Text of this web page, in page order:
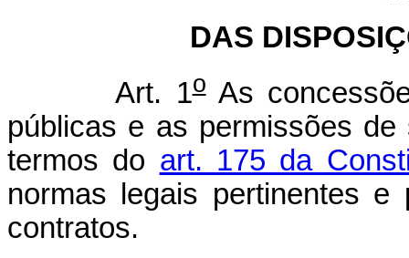
DAS
Art. 1oAs
públicas e as permissões
termos do art. 175 da
normas legais pertinentes e
contratos.